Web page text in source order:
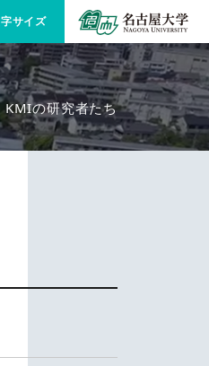
サイズ
KMIの研究者たち